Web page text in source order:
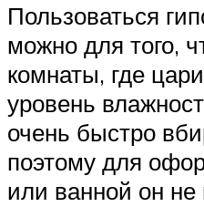
Пользоваться
можно для того,
комнаты, где
уровень
очень быстро
поэтому для
или ванной он не